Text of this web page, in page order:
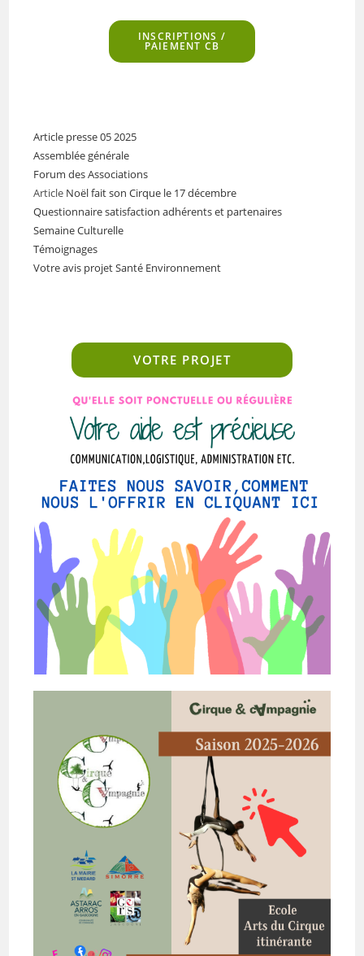
INSCRIPTIONS /
PAIEMENT CB
Article presse 05 2025
Assemblée générale
Forum des Associations
Article Noël fait son Cirque le 17 décembre
Questionnaire satisfaction adhérents et partenaires
Semaine Culturelle
Témoignages
Votre avis projet Santé Environnement
VOTRE PROJET